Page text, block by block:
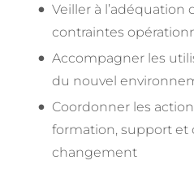
Veiller à l’adéquation
contraintes
Accompagner les
du nouvel
Coordonner les
formation, support et
changement